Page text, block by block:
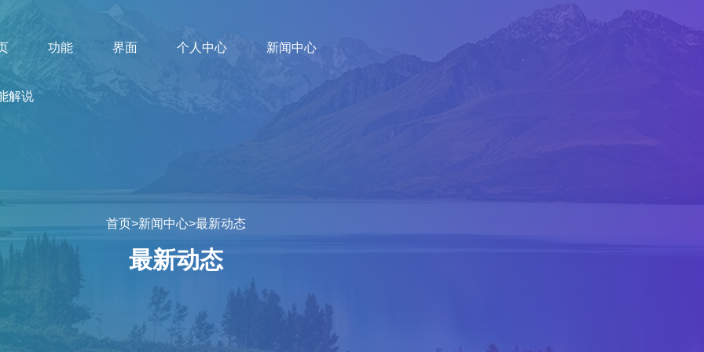
功能 界面 个人中心 新闻中心
解说
首页>新闻中心>最新动态
最新动态